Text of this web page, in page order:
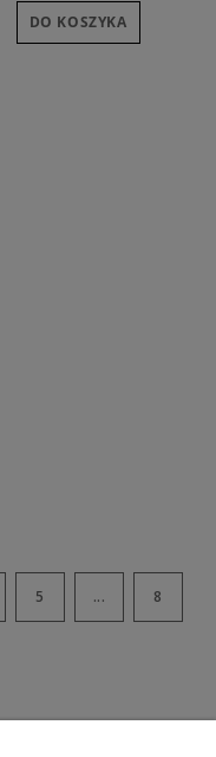
DO KOSZYKA
5 ... 8